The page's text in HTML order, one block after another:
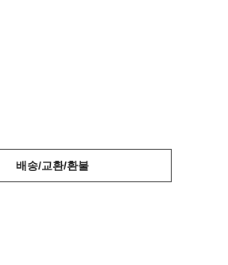
배송/교환/환불